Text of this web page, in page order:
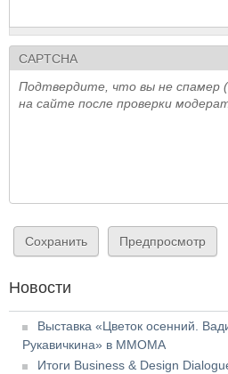
CAPTCHA
Подтвердите, что вы не спамер
на сайте после проверки
Новости
Выставка «Цветок осенний.
Рукавичкина» в ММОМА
Итоги Business & Design